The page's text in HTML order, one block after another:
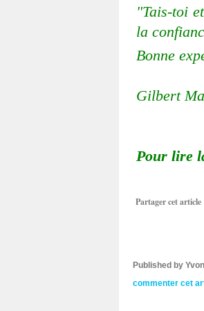
"Tais-toi
la
Bonne
Gilbert
Pour lire
Partager cet article
Published by Yvon
commenter cet